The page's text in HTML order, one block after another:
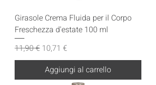
Girasole Crema Fluida per il Corpo
Freschezza d'estate 100 ml
Prezzo regolare
11,90 € Prezzo scontato
10,71 €
Aggiungi al carrello